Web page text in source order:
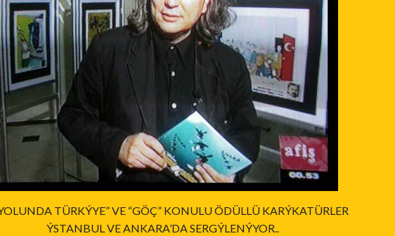
TÜRKÝYE” VE “GÖÇ” KONULU ÖDÜLLÜ KARÝKATÜRLER
ÝSTANBUL VE ANKARA’DA SERGÝLENÝYOR..